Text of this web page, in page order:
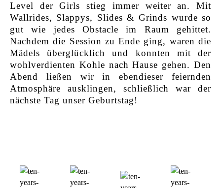
Level der Girls stieg immer weiter an. Mit
Wallrides, Slappys, Slides & Grinds wurde so
gut wie jedes Obstacle im Raum gehittet.
Nachdem die Session zu Ende ging, waren die
Mädels überglücklich und konnten mit der
wohlverdienten Kohle nach Hause gehen. Den
Abend ließen wir in ebendieser feiernden
Atmosphäre ausklingen, schließlich war der
nächste Tag unser Geburtstag!